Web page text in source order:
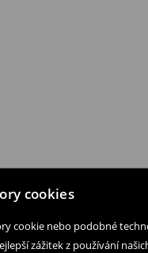
cookies
cookie nebo podobné
zážitek z používání